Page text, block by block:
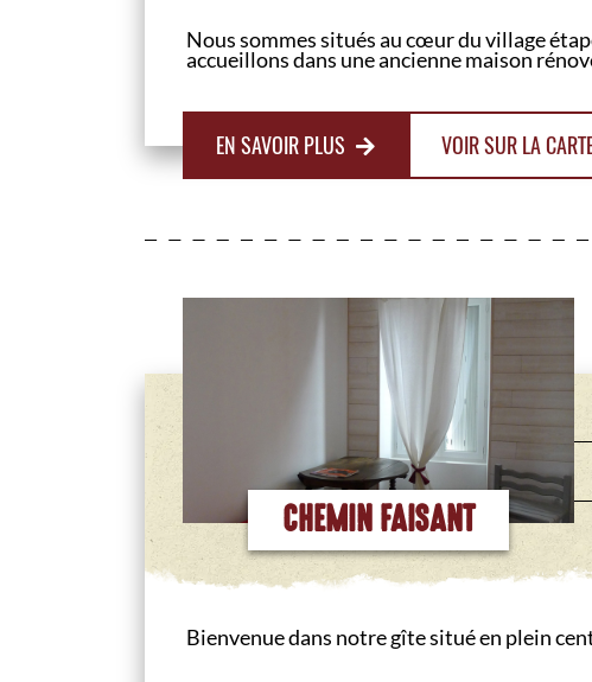
Nous sommes situés au cœur du village
accueillons dans une ancienne maison
EN SAVOIR PLUS VOIR SUR LA
CHEMIN FAISANT
Bienvenue dans notre gîte situé en plein